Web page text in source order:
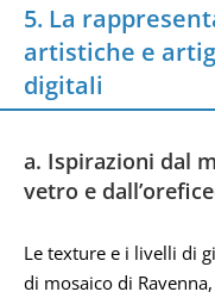
5. La
artistiche e
digitali
a. Ispirazioni dal
vetro e
Le texture e i livelli di
di mosaico di